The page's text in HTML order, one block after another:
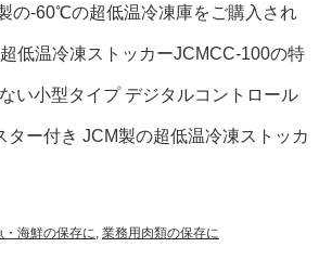
の-60℃の超低温冷凍庫をご購入され
低温冷凍ストッカーJCMCC-100の特
い小型タイプ デジタルコントロール
ター付き JCM製の超低温冷凍ストッカ
海鮮の保存に 業務用肉類の保存に